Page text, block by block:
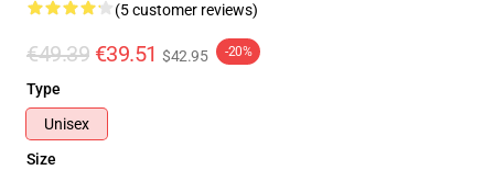
(5 customer reviews)
€49.39 €39.51 $42.95 -20%
Type
Unisex
Size